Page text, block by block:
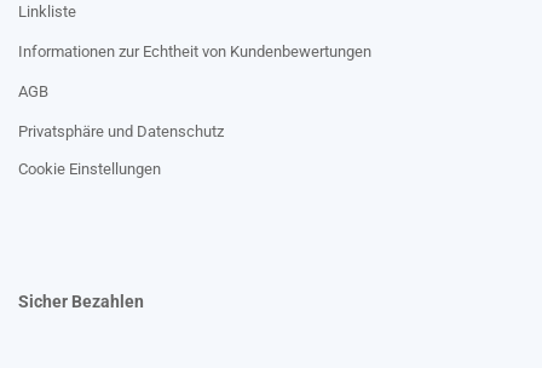
Linkliste
Informationen zur Echtheit von Kundenbewertungen
AGB
Privatsphäre und Datenschutz
Cookie Einstellungen
Sicher Bezahlen